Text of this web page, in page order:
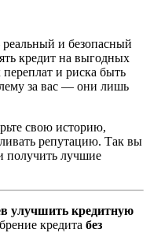
и безопасный
кредит на выгодных
и риска быть
за вас — они лишь
свою историю,
репутацию. Так вы
получить лучшие
улучшить кредитную
кредита без